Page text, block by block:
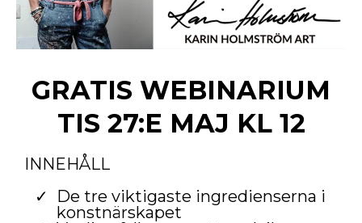
GRATIS WEBINARIUM
TIS 27:E MAJ KL 12
INNEHÅLL
De tre viktigaste ingredienserna i
konstnärskapet